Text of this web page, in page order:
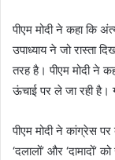
पीएम मोदी ने कहा कि
उपाध्याय ने जो रास्ता
तरह है। पीएम मोदी ने
ऊंचाई पर ले जा रही है।
पीएम मोदी ने कांग्रेस
‘दलालों’ और ‘दामादों’